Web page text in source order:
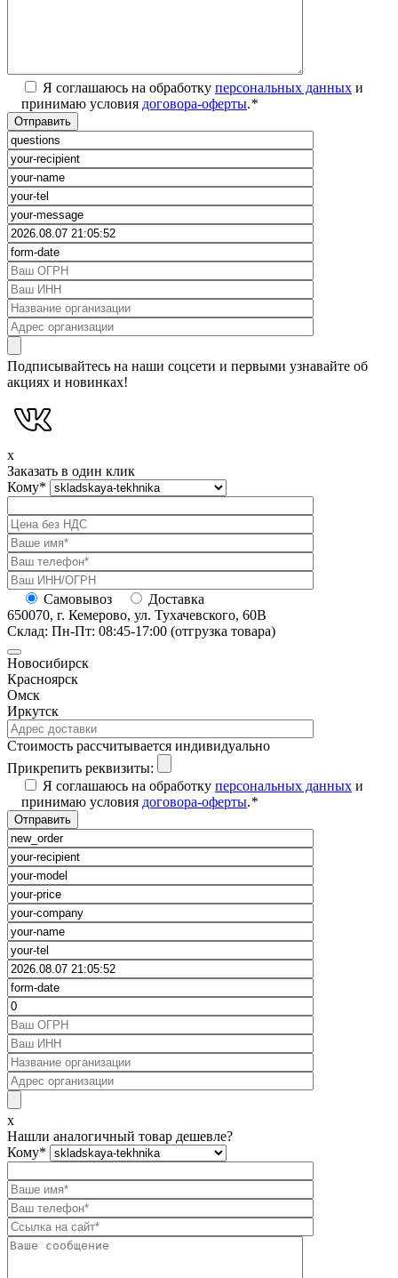
Я соглашаюсь на обработку персональных данных и
принимаю условия договора-оферты.*
Подписывайтесь на наши соцсети и первыми узнавайте об
акциях и новинках!
x
Заказать в один клик
Кому*
Самовывоз
Доставка
650070, г. Кемерово, ул. Тухачевского, 60В
Склад: Пн-Пт: 08:45-17:00 (отгрузка товара)
Новосибирск
Красноярск
Омск
Иркутск
Cтоимость рассчитывается индивидуально
Прикрепить реквизиты:
Я соглашаюсь на обработку персональных данных и
принимаю условия договора-оферты.*
x
Нашли аналогичный товар дешевле?
Кому*